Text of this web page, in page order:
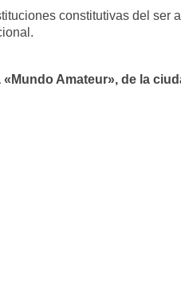
constitutivas del ser
Amateur», de la